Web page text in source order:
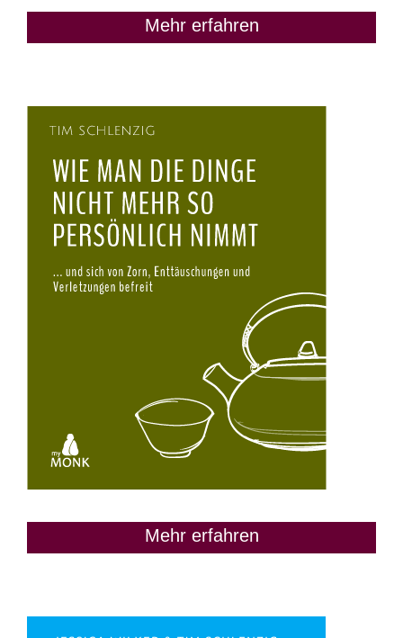
Mehr erfahren
Mehr erfahren